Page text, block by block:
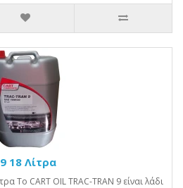
18 Λίτρα
To CART OIL TRAC-TRAN 9 είναι λάδι